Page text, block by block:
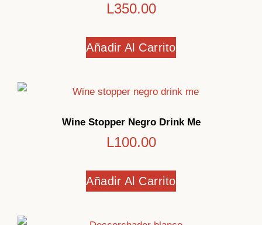
L350.00
Añadir Al Carrito
Wine Stopper Negro Drink Me
L100.00
Añadir Al Carrito